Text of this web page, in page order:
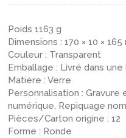
Poids 1163 g
Dimensions : 170 × 10 × 165
Couleur : Transparent
Emballage : Livré dans
Matière : Verre
Personnalisation : Gravure
numérique, Repiquage
Pièces/Carton origine : 12
Forme : Ronde